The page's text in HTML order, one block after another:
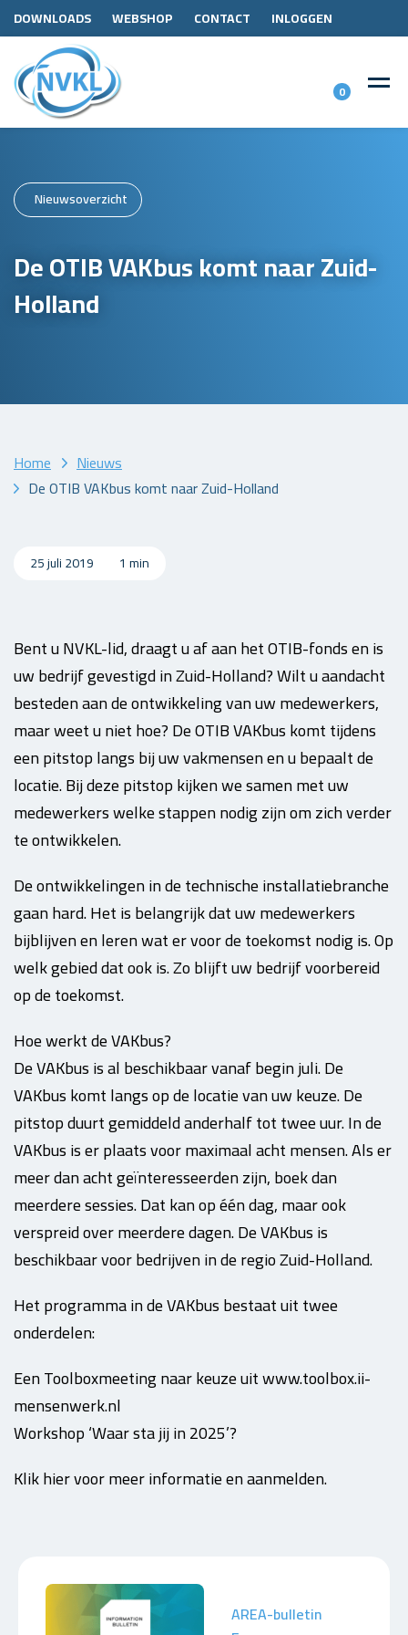
DOWNLOADS WEBSHOP CONTACT INLOGGEN
0
Nieuwsoverzicht
De OTIB VAKbus komt naar Zuid-
Holland
Home
Nieuws
De OTIB VAKbus komt naar Zuid-Holland
25 juli 2019 1 min
Bent u NVKL-lid, draagt u af aan het OTIB-fonds en is
uw bedrijf gevestigd in Zuid-Holland? Wilt u aandacht
besteden aan de ontwikkeling van uw medewerkers,
maar weet u niet hoe? De OTIB VAKbus komt tijdens
een pitstop langs bij uw vakmensen en u bepaalt de
locatie. Bij deze pitstop kijken we samen met uw
medewerkers welke stappen nodig zijn om zich verder
te ontwikkelen.
De ontwikkelingen in de technische installatiebranche
gaan hard. Het is belangrijk dat uw medewerkers
bijblijven en leren wat er voor de toekomst nodig is. Op
welk gebied dat ook is. Zo blijft uw bedrijf voorbereid
op de toekomst.
Hoe werkt de VAKbus?
De VAKbus is al beschikbaar vanaf begin juli. De
VAKbus komt langs op de locatie van uw keuze. De
pitstop duurt gemiddeld anderhalf tot twee uur. In de
VAKbus is er plaats voor maximaal acht mensen. Als er
meer dan acht geïnteresseerden zijn, boek dan
meerdere sessies. Dat kan op één dag, maar ook
verspreid over meerdere dagen. De VAKbus is
beschikbaar voor bedrijven in de regio Zuid-Holland.
Het programma in de VAKbus bestaat uit twee
onderdelen:
Een Toolboxmeeting naar keuze uit www.toolbox.ii-
mensenwerk.nl
Workshop ‘Waar sta jij in 2025’?
Klik hier voor meer informatie en aanmelden.
AREA-bulletin